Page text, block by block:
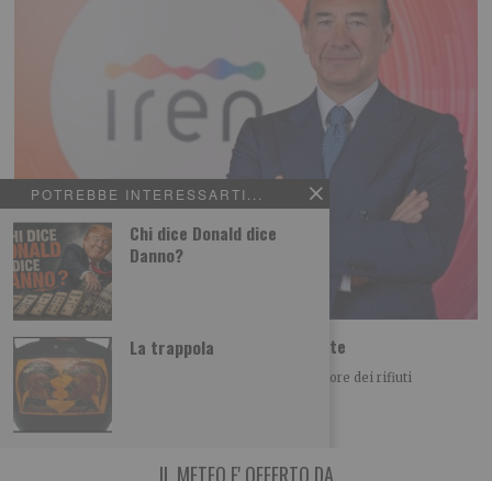
POTREBBE INTERESSARTI...
Chi dice Donald dice
Danno?
La trappola
Iren Ambiente acquista il 66% di ETAmbiente
Iren Ambiente consolida il posizionamento nel settore dei rifiuti
acquistando il 66% di ETAmbiente società attiva
IL METEO E' OFFERTO DA